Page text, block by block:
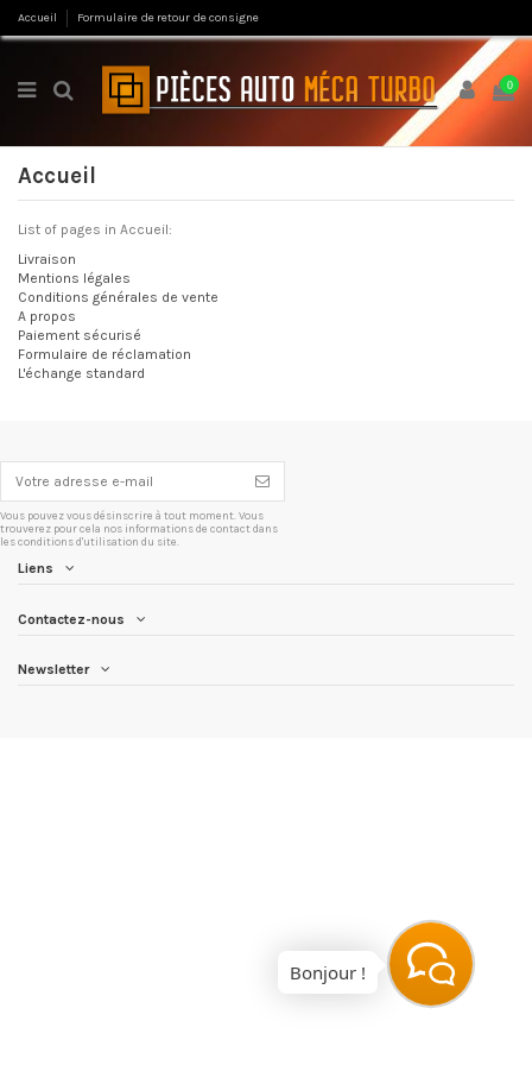
Accueil Formulaire de retour de consigne
0
Accueil
List of pages in Accueil:
Livraison
Mentions légales
Conditions générales de vente
A propos
Paiement sécurisé
Formulaire de réclamation
L'échange standard
Vous pouvez vous désinscrire à tout moment. Vous
trouverez pour cela nos informations de contact dans
les conditions d'utilisation du site.
Liens
Contactez-nous
Newsletter
Bonjour !